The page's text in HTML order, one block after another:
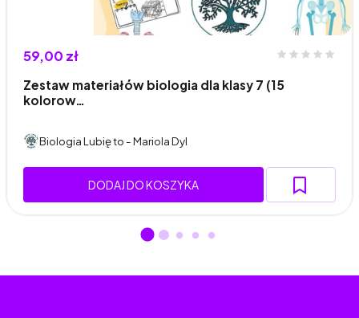
59,00 zł
Zestaw materiałów biologia dla klasy 7 (15
kolorow…
Biologia Lubię to - Mariola Dyl
DODAJ DO KOSZYKA